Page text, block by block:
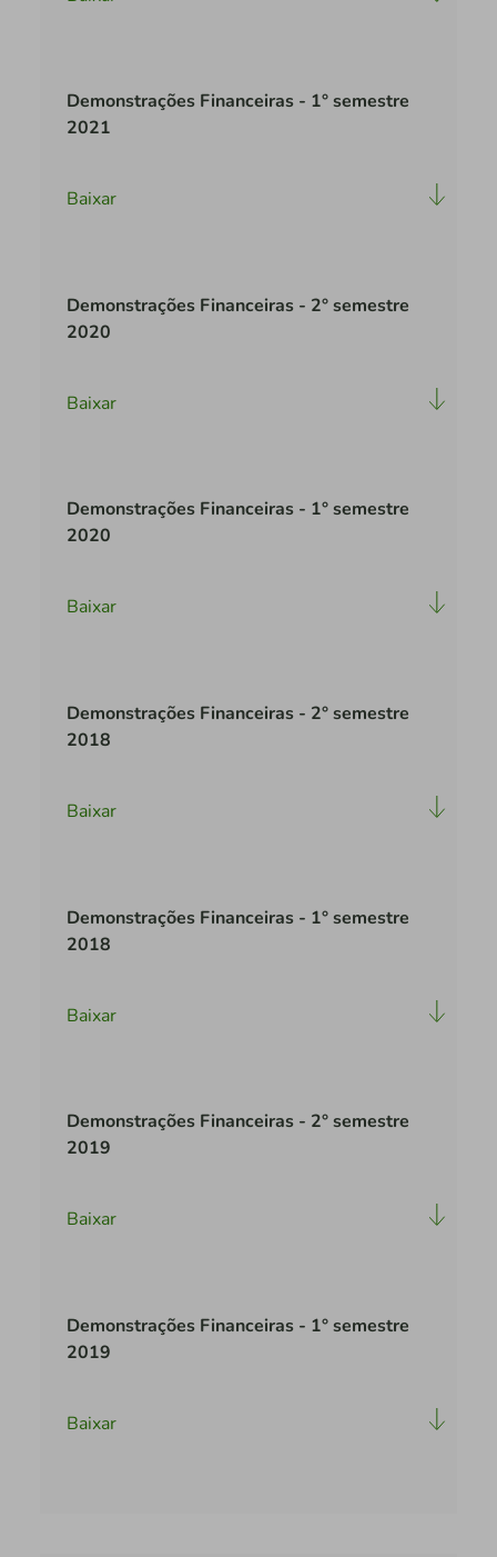
Demonstrações Financeiras - 1° semestre
2021
Baixar
Demonstrações Financeiras - 2° semestre
2020
Baixar
Demonstrações Financeiras - 1° semestre
2020
Baixar
Demonstrações Financeiras - 2° semestre
2018
Baixar
Demonstrações Financeiras - 1° semestre
2018
Baixar
Demonstrações Financeiras - 2° semestre
2019
Baixar
Demonstrações Financeiras - 1° semestre
2019
Baixar